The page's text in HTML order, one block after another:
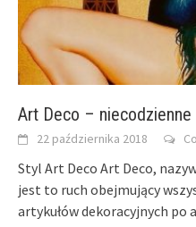
Art Deco –
22 października 2018
Styl Art Deco Art Deco,
jest to ruch obejmujący
artykułów dekoracyjnych po